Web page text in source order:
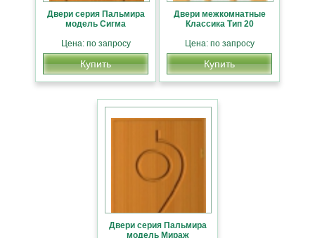
Двери серия Пальмира
модель Сигма
Цена: по запросу
Купить
Двери межкомнатные
Классика Тип 20
Цена: по запросу
Купить
Двери серия Пальмира
модель Мираж